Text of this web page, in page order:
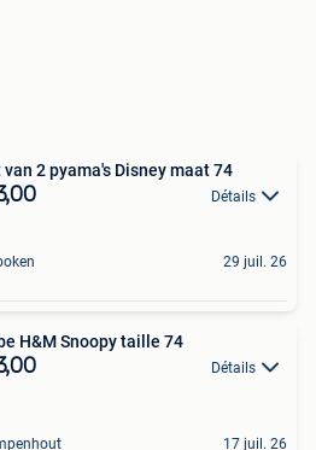
van 2 pyama's Disney maat 74
Détails
29 juil. 26
H&M Snoopy taille 74
Détails
17 juil. 26